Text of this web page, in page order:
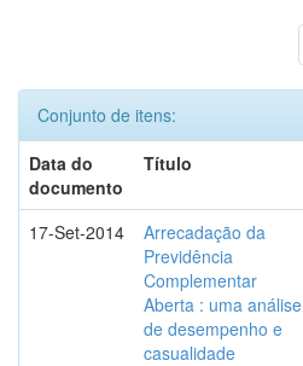
Conjunto de itens:
Data do
documento
Título
17-Set-2014
Arrecadação da
Previdência
Complementar
Aberta : uma análise
de desempenho e
casualidade